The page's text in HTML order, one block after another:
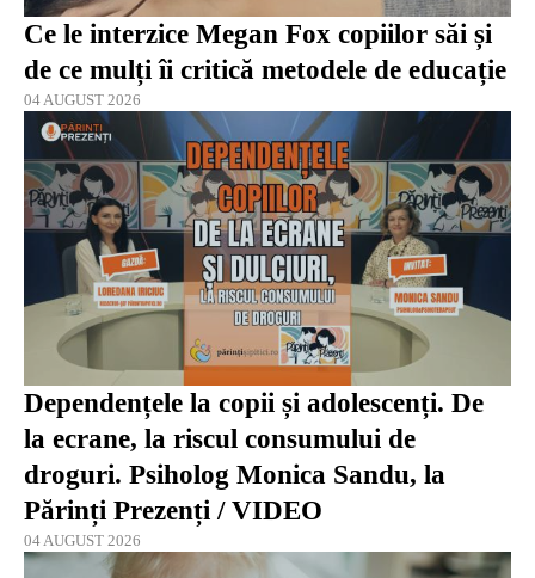
Ce le interzice Megan Fox copiilor săi și
de ce mulți îi critică metodele de educație
04 AUGUST 2026
Dependențele la copii și adolescenți. De
la ecrane, la riscul consumului de
droguri. Psiholog Monica Sandu, la
Părinți Prezenți / VIDEO
04 AUGUST 2026